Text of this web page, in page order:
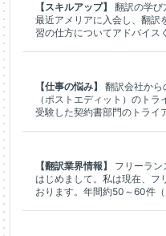
【スキルアップ】
翻訳の学び
最近アメリアに入会し、翻訳
習の仕方についてアドバイス
【仕事の悩み】
翻訳会社から
（ポストエディット）のト
受験した契約書部門のトライ
【翻訳業界情報】
フリーラ
はじめまして。私は現在、フ
おります。年間約50～60件